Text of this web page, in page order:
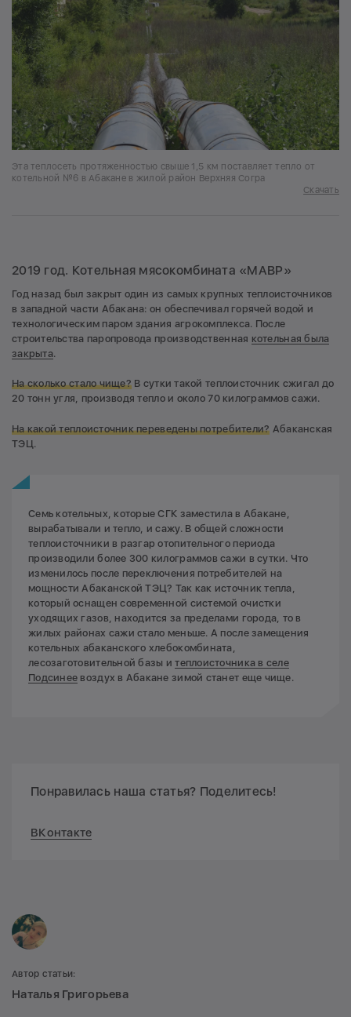
Эта теплосеть протяженностью свыше 1,5 км поставляет тепло от
котельной №6 в Абакане в жилой район Верхняя Согра
Скачать
2019 год. Котельная мясокомбината «МАВР»
Год назад был закрыт один из самых крупных теплоисточников
в западной части Абакана: он обеспечивал горячей водой и
технологическим паром здания агрокомплекса. После
строительства паропровода производственная котельная была
закрыта.
На сколько стало чище?В сутки такой теплоисточник сжигал до
20 тонн угля, производя тепло и около 70 килограммов сажи.
На какой теплоисточник переведены потребители? Абаканская
ТЭЦ.
Семь котельных, которые СГК заместила в Абакане,
вырабатывали и тепло, и сажу. В общей сложности
теплоисточники в разгар отопительного периода
производили более 300 килограммов сажи в сутки. Что
изменилось после переключения потребителей на
мощности Абаканской ТЭЦ? Так как источник тепла,
который оснащен современной системой очистки
уходящих газов, находится за пределами города, то в
жилых районах сажи стало меньше. А после замещения
котельных абаканского хлебокомбината,
лесозаготовительной базы итеплоисточника в селе
Подсинее воздух в Абакане зимой станет еще чище.
Понравилась наша статья? Поделитесь!
ВКонтакте
Автор статьи:
Наталья Григорьева